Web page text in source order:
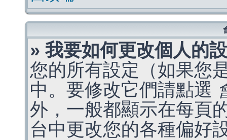
» 我要如何更改個人的
您的所有設定（如果您
中。要修改它們請點選
外，一般都顯示在每頁
台中更改您的各種偏好